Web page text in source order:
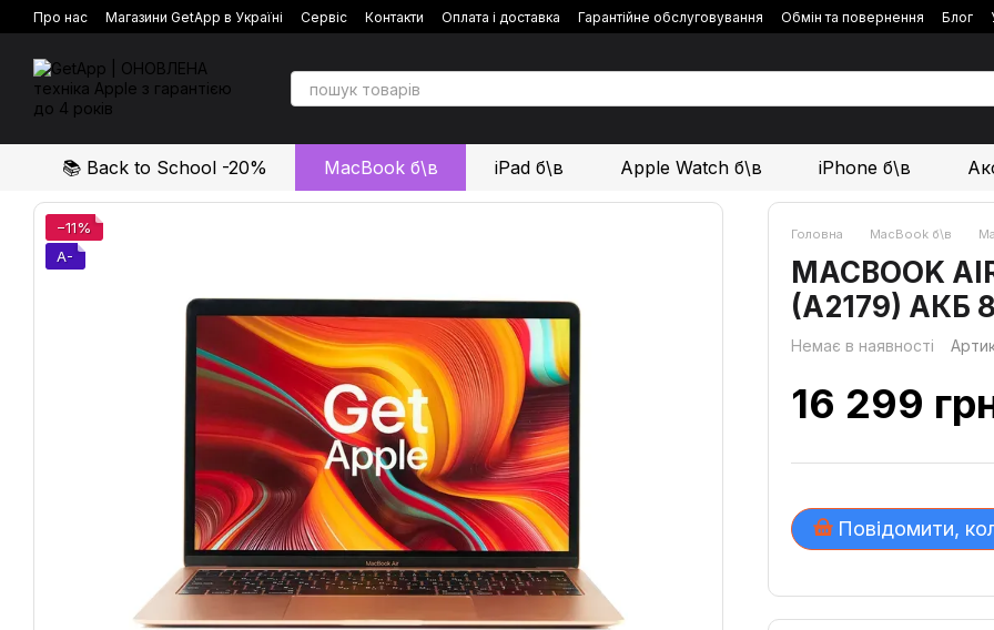
Перейти до основного контенту
Про нас Магазини GetApp в Україні Сервіс Контакти Оплата і доставка Гарантійне обслуговування Обмін та повернення Блог
Політика конфіденційності
Відгуки про магазин
📚 Back to School -20% MacBook б\в iPad б\в Apple Watch б\в iPhone б\в
−11%
A-
Головна MacBook б\в
MACBOOK
(A2179) АКБ
Немає в наявності
16 299
Повідомити,